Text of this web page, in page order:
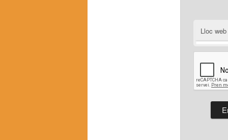
Lloc web